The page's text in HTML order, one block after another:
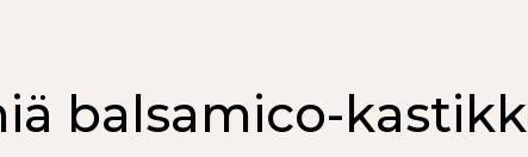
balsamico-